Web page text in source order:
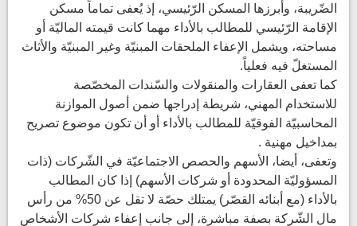
الضّريبة، وأبرزها المسكن الرّئيسي، إذ يُعفى تماماً مسكن
الإقامة الرّئيسي للمطالب بالأداء مهما كانت قيمته الماليّة أو
مساحته، ويشمل الإعفاء الملحقات المبنيّة وغير المبنيّة والأثاث
المستغلّ فيه فعلياً.
كما تعفى العقارات والمنقولات والسّندات المخصّصة
للاستخدام المهني، شريطة إدراجها ضمن أصول الموازنة
المحاسبيّة الفوقيّة للمطالب بالأداء أو أن تكون موضوع تصريح
بمداخيل مهنية .
وتعفى، أيضا، الأسهم والحصص الاجتماعيّة في الشّركات (ذات
المسؤوليّة المحدودة أو شركات الأسهم) إذا كان المطالب
بالأداء (مع أبنائه القصّر) يمتلك حصّة لا تقل عن 50% من رأس
مال الشّركة بصفة مباشرة، إلى جانب إعفاء شركات الأشخاص